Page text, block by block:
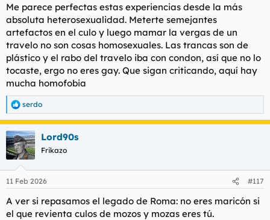
:
Me parece perfectas estas experiencias desde la más
absoluta heterosexualidad. Meterte semejantes
artefactos en el culo y luego mamar la vergas de un
travelo no son cosas homosexuales. Las trancas son de
plástico y el rabo del travelo iba con condon, así que no lo
tocaste, ergo no eres gay. Que sigan criticando, aquí hay
mucha homofobia
R
e
a
c
c
i
e
:
serdo
Lord90s
Frikazo
11 Feb 2026 #117
A ver si repasamos el legado de Roma: no eres maricón si
el que revienta culos de mozos y mozas eres tú.